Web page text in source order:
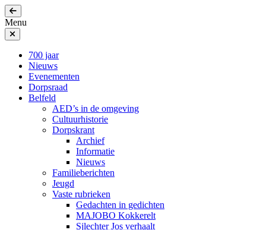
Menu
700 jaar
Nieuws
Evenementen
Dorpsraad
Belfeld
AED’s in de omgeving
Cultuurhistorie
Dorpskrant
Archief
Informatie
Nieuws
Familieberichten
Jeugd
Vaste rubrieken
Gedachten in gedichten
MAJOBO Kokkerelt
Sjlechter Jos verhaalt